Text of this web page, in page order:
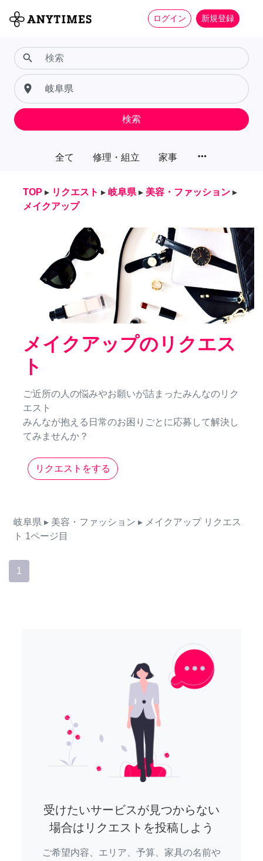
ログイン 新規登録
全て 修理・組立 家事 more_horiz
search
place
検索
TOP ▸ リクエスト ▸ 岐阜県 ▸ 美容・ファッション ▸
メイクアップ
メイクアップのリクエス
ト
ご近所の人の悩みやお願いが詰まったみんなのリク
エスト
みんなが抱える日常のお困りごとに応募して解決し
てみませんか？
リクエストをする
岐阜県 ▸ 美容・ファッション ▸ メイクアップ リクエス
ト 1ページ目
1
受けたいサービスが見つからない
場合はリクエストを投稿しよう
ご希望内容、エリア、予算、家具の名前や